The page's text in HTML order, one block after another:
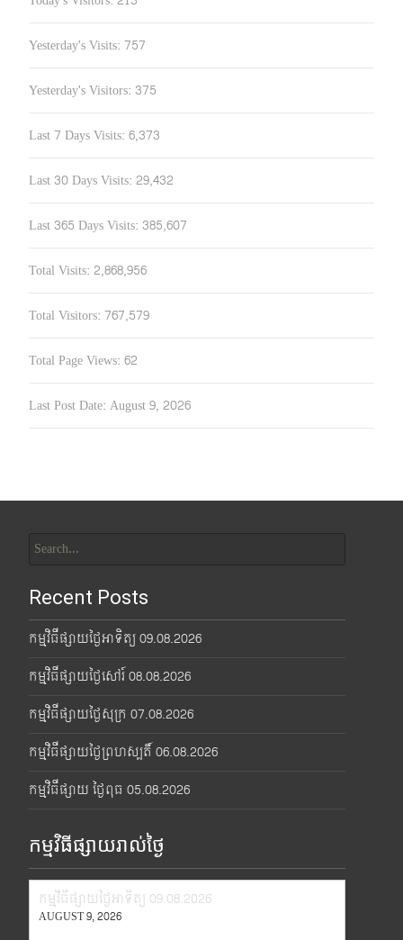
Yesterday's Visits: 757
Yesterday's Visitors: 375
Last 7 Days Visits: 6,373
Last 30 Days Visits: 29,432
Last 365 Days Visits: 385,607
Total Visits: 2,868,956
Total Visitors: 767,579
Total Page Views: 62
Last Post Date: August 9, 2026
for:
Recent Posts
កម្មវិធីផ្សាយថ្ងៃអាទិត្យ 09.08.2026
កម្មវិធីផ្សាយថ្ងៃសៅរ៍ 08.08.2026
កម្មវិធីផ្សាយថ្ងៃសុក្រ 07.08.2026
កម្មវិធីផ្សាយថ្ងៃព្រហស្បតិ៍ 06.08.2026
កម្មវិធីផ្សាយ ថ្ងៃពុធ 05.08.2026
កម្មវិធីផ្សាយរាល់ថ្ងៃ
កម្មវិធីផ្សាយថ្ងៃអាទិត្យ 09.08.2026
AUGUST 9, 2026